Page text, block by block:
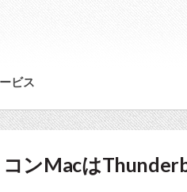
ビス
ンMacは